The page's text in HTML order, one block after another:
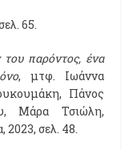
65.
παρόντος, ένα
, μτφ. Ιωάννα
Πάνος
Μάρα Τσιώλη,
2023, σελ. 48.